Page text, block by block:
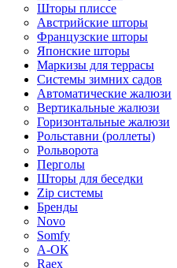
Шторы плиссе
Австрийские шторы
Французские шторы
Японские шторы
Маркизы для террасы
Системы зимних садов
Автоматические жалюзи
Вертикальные жалюзи
Горизонтальные жалюзи
Рольставни (роллеты)
Рольворота
Перголы
Шторы для беседки
Zip системы
Бренды
Novo
Somfy
А-ОК
Raex